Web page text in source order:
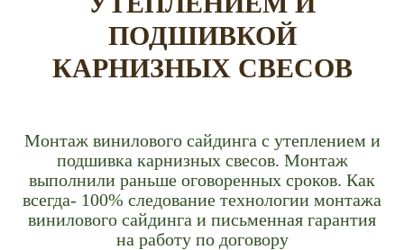
ПОДШИВКОЙ
КАРНИЗНЫХ СВЕСОВ
Монтаж винилового сайдинга с утеплением и
подшивка карнизных свесов. Монтаж
выполнили раньше оговоренных сроков. Как
всегда- 100% следование технологии монтажа
винилового сайдинга и письменная гарантия
на работу по договору